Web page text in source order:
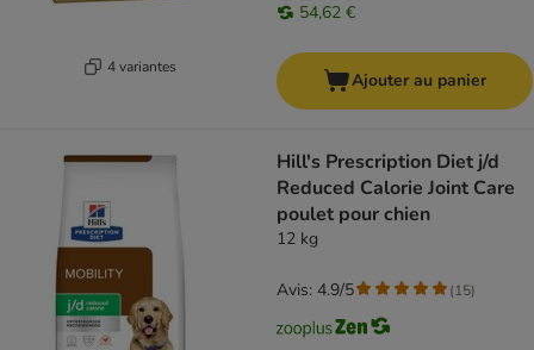
4 variantes
54,62 €
Ajouter au panier
Hill's Prescription Diet j/d
Reduced Calorie Joint Care
poulet pour chien
12 kg
Avis: 4.9/5 (15)